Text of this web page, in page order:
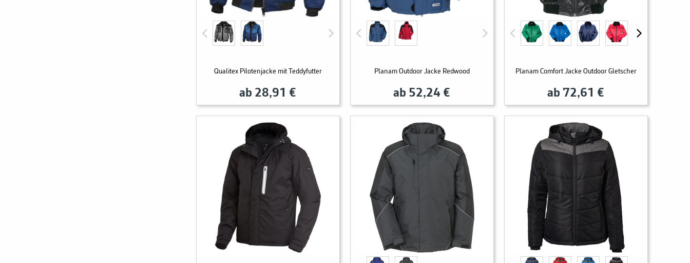
Qualitex Pilotenjacke mit Teddyfutter
ab 28,91 €
Planam Outdoor Jacke Redwood
ab 52,24 €
Planam Comfort Jacke Outdoor Gletscher
ab 72,61 €